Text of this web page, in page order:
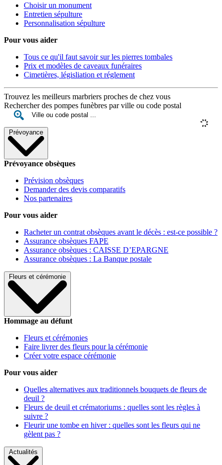
Choisir un monument
Entretien sépulture
Personnalisation sépulture
Pour vous aider
Tous ce qu'il faut savoir sur les pierres tombales
Prix et modèles de caveaux funéraires
Cimetières, législiation et réglement
Trouvez les meilleurs marbriers proches de chez vous
Rechercher des pompes funèbres par ville ou code postal
Prévoyance
Prévoyance obsèques
Prévision obsèques
Demander des devis comparatifs
Nos partenaires
Pour vous aider
Racheter un contrat obsèques avant le décès : est-ce possible ?
Assurance obsèques FAPE
Assurance obsèques : CAISSE D’EPARGNE
Assurance obsèques : La Banque postale
Fleurs et cérémonie
Hommage au défunt
Fleurs et cérémonies
Faire livrer des fleurs pour la cérémonie
Créer votre espace cérémonie
Pour vous aider
Quelles alternatives aux traditionnels bouquets de fleurs de
deuil ?
Fleurs de deuil et crématoriums : quelles sont les règles à
suivre ?
Fleurir une tombe en hiver : quelles sont les fleurs qui ne
gèlent pas ?
Actualités